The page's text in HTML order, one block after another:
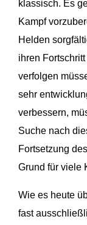
klassisch. Es
Kampf
Helden
ihren
verfolgen
sehr
verbessern,
Suche nach
Fortsetzung
Grund für viele
Wie es heute
fast